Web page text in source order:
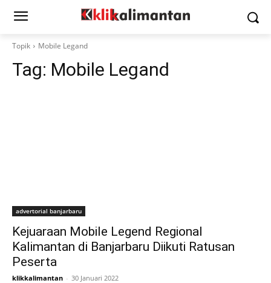
Topik Mobile Legand
Tag: Mobile Legand
advertorial banjarbaru
Kejuaraan Mobile Legend Regional
Kalimantan di Banjarbaru Diikuti Ratusan
Peserta
klikkalimantan - 30 Januari 2022